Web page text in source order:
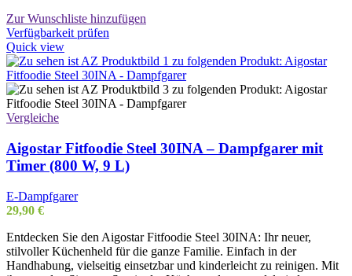
Zur Wunschliste hinzufügen
Verfügbarkeit prüfen
Quick view
Vergleiche
Aigostar Fitfoodie Steel 30INA – Dampfgarer mit
Timer (800 W, 9 L)
E-Dampfgarer
29,90 €
Entdecken Sie den Aigostar Fitfoodie Steel 30INA: Ihr neuer,
stilvoller Küchenheld für die ganze Familie. Einfach in der
Handhabung, vielseitig einsetzbar und kinderleicht zu reinigen. Mit